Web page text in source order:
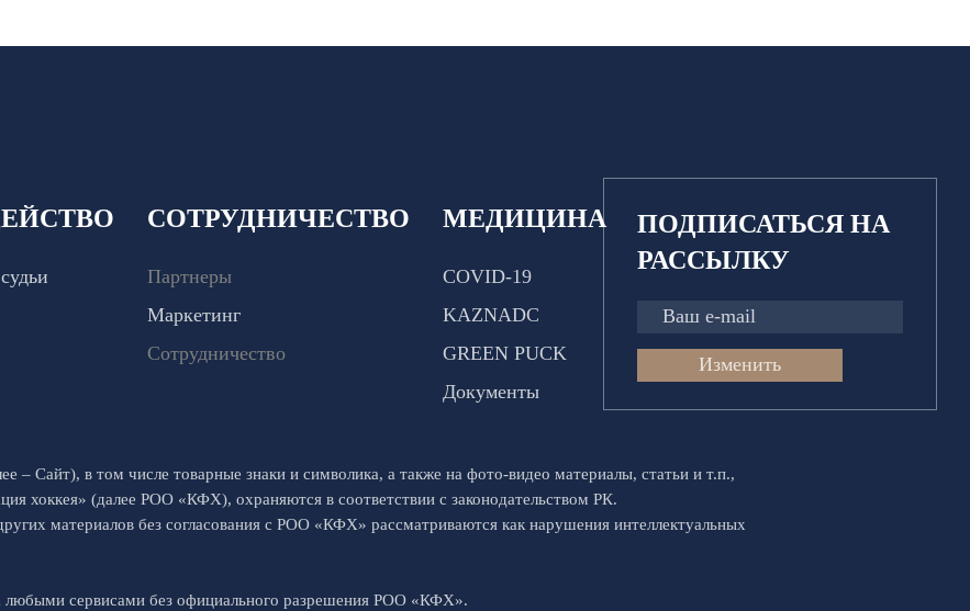
СОТРУДНИЧЕСТВО
Партнеры
Маркетинг
Сотрудничество
МЕДИЦИНА
COVID-19
KAZNADC
GREEN PUCK
Документы
ПОДПИСАТЬСЯ НА
РАССЫЛКУ
Изменить
– Сайт), в том числе товарные знаки и символика, а также на фото-видео материалы, статьи и т.п.,
хоккея» (далее РОО «КФХ), охраняются в соответствии с законодательством РК.
материалов без согласования с РОО «КФХ» рассматриваются как нарушения интеллектуальных
любыми сервисами без официального разрешения РОО «КФХ».